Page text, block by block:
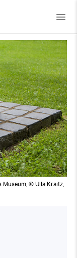
Museum, © Ulla Kraitz,